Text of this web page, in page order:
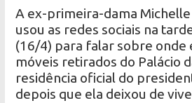
A ex-primeira-dama
usou as redes sociais na
(16/4) para falar sobre onde
móveis retirados do Palácio
residência oficial do
depois que ela deixou de